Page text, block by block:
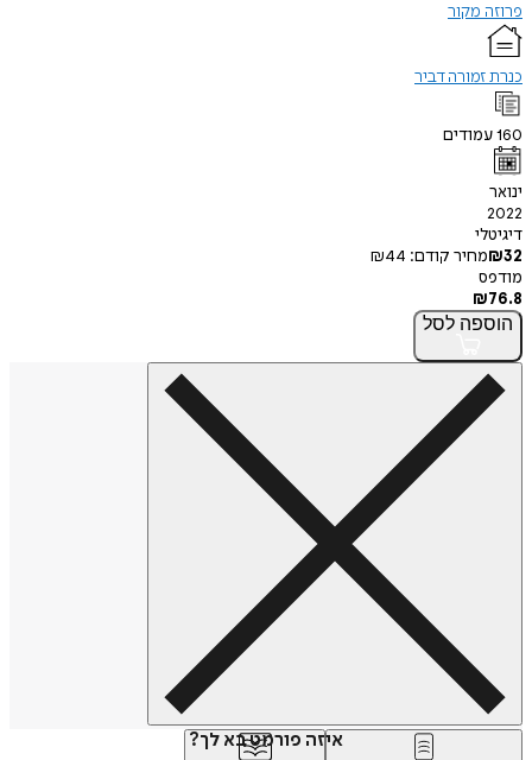
פרוזה מקור
כנרת זמורה דביר
160עמודים
ינואר
2022
דיגיטלי
₪32 מחיר קודם: ₪44
מודפס
₪76.8
הוספה לסל
איזה פורמט בא לך?